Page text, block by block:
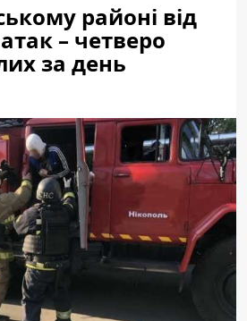
районі від
– четверо
за день